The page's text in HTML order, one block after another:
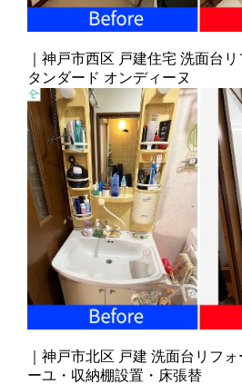
｜神戸市西区 戸建住宅 洗面台
タンダード オンディーヌ
｜神戸市北区 戸建 洗面台リフ
ーユ・収納棚設置・床張替